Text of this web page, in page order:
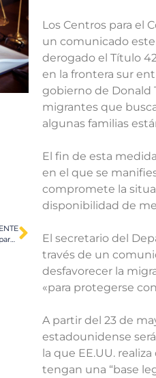
Estados Unidos se prepara para el posible aumento de migrantes
Los Centros para el
un comunicado este
derogado el Título
en la frontera sur
gobierno de Donald
migrantes que
algunas familias
El fin de esta
en el que se
compromete la
disponibilidad de
El secretario del
través de un
desfavorecer la
«para protegerse
A partir del 23 de
estadounidense
la que EE.UU.
tengan una “base